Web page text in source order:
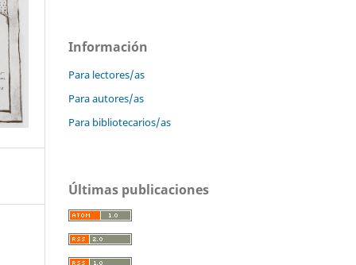
Información
Para lectores/as
Para autores/as
Para bibliotecarios/as
Últimas publicaciones